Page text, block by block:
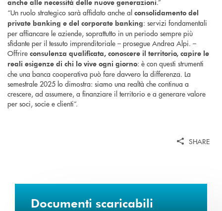
anche alle necessità delle nuove generazioni
“Un ruolo strategico sarà affidato anche al consolidamento del
private banking e del corporate banking: servizi fondamentali
per affiancare le aziende, soprattutto in un periodo sempre più
sfidante per il tessuto imprenditoriale – prosegue Andrea Alpi. –
Offrire consulenza qualificata, conoscere il territorio, capire le
reali esigenze di chi lo vive ogni giorno: è con questi strumenti
che una banca cooperativa può fare davvero la differenza. La
semestrale 2025 lo dimostra: siamo una realtà che continua a
crescere, ad assumere, a finanziare il territorio e a generare valore
per soci, socie e clienti”.
SHARE
Documenti scaricabili